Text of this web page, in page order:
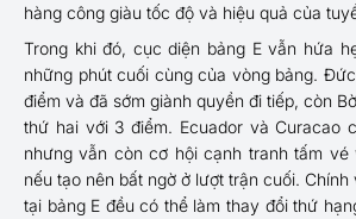
hàng công giàu tốc độ và hiệu quả của
Trong khi đó, cục diện bảng E vẫn hứa
những phút cuối cùng của vòng bảng.
điểm và đã sớm giành quyền đi tiếp, còn
thứ hai với 3 điểm. Ecuador và Curacao
nhưng vẫn còn cơ hội cạnh tranh tấm vé
nếu tạo nên bất ngờ ở lượt trận cuối. Chính
tại bảng E đều có thể làm thay đổi thứ